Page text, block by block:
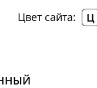
Цвет сайта: Ц